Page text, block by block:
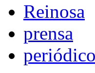
Reinosa
prensa
periódico